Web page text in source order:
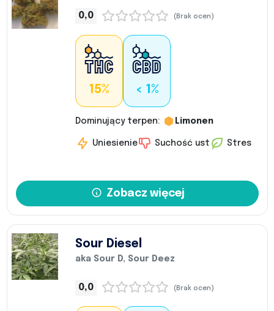
0,0 (Brak ocen)
15% < 1%
Dominujący terpen: Limonen
Uniesienie Suchość ust Stres
Zobacz więcej
Sour Diesel
aka Sour D, Sour Deez
0,0 (Brak ocen)